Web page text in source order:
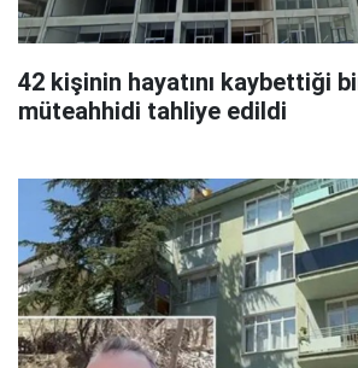
42 kişinin hayatını kaybettiği
müteahhidi tahliye edildi